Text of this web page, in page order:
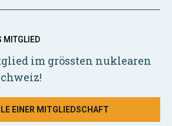
MITGLIED
im grössten nuklearen
EINER MITGLIEDSCHAFT